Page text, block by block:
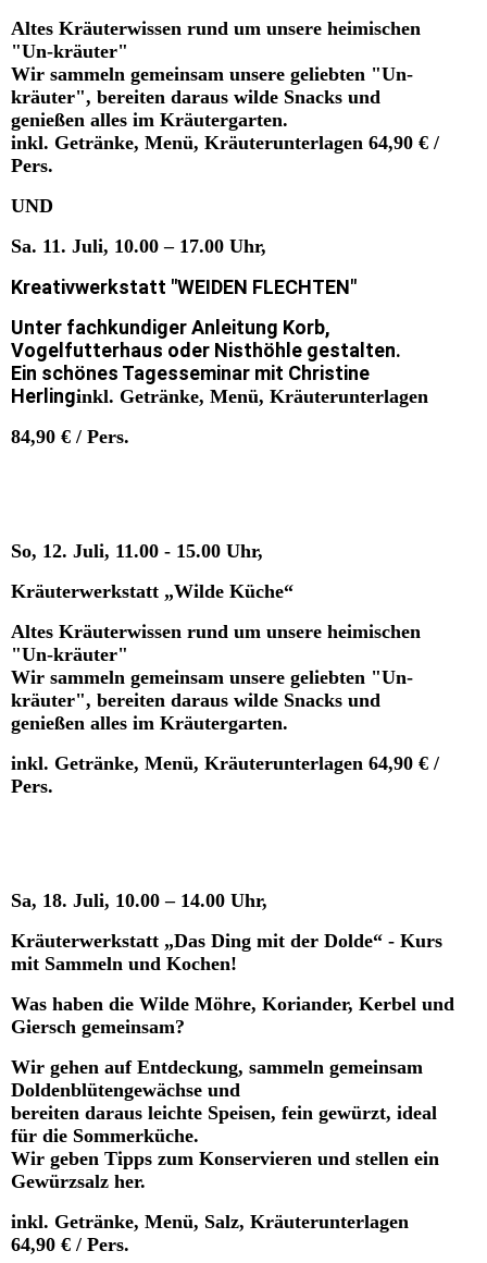
Altes Kräuterwissen rund um unsere heimischen
"Un-kräuter"
Wir sammeln gemeinsam unsere geliebten "Un-
kräuter", bereiten daraus wilde Snacks und
genießen alles im Kräutergarten.
inkl. Getränke, Menü, Kräuterunterlagen 64,90 € /
Pers.
UND
Sa. 11. Juli, 10.00 – 17.00 Uhr,
Kreativwerkstatt "WEIDEN FLECHTEN"
Unter fachkundiger Anleitung Korb,
Vogelfutterhaus oder Nisthöhle gestalten.
Ein schönes Tagesseminar mit Christine
Herlinginkl. Getränke, Menü, Kräuterunterlagen
84,90 € / Pers.
So, 12. Juli, 11.00 - 15.00 Uhr,
Kräuterwerkstatt „Wilde Küche“
Altes Kräuterwissen rund um unsere heimischen
"Un-kräuter"
Wir sammeln gemeinsam unsere geliebten "Un-
kräuter", bereiten daraus wilde Snacks und
genießen alles im Kräutergarten.
inkl. Getränke, Menü, Kräuterunterlagen 64,90 € /
Pers.
Sa, 18. Juli, 10.00 – 14.00 Uhr,
Kräuterwerkstatt „Das Ding mit der Dolde“ - Kurs
mit Sammeln und Kochen!
Was haben die Wilde Möhre, Koriander, Kerbel und
Giersch gemeinsam?
Wir gehen auf Entdeckung, sammeln gemeinsam
Doldenblütengewächse und
bereiten daraus leichte Speisen, fein gewürzt, ideal
für die Sommerküche.
Wir geben Tipps zum Konservieren und stellen ein
Gewürzsalz her.
inkl. Getränke, Menü, Salz, Kräuterunterlagen
64,90 € / Pers.